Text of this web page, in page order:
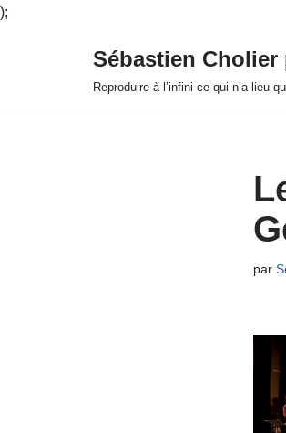
);
Sébastien
Reproduire à l’infini ce qui n’a lieu
par